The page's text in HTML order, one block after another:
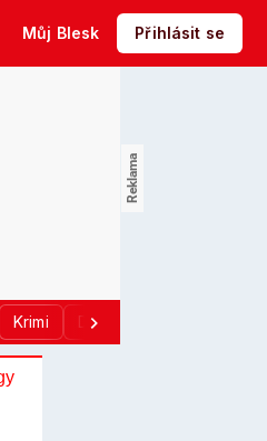
Můj Blesk Přihlásit se
Krimi Donald Trump